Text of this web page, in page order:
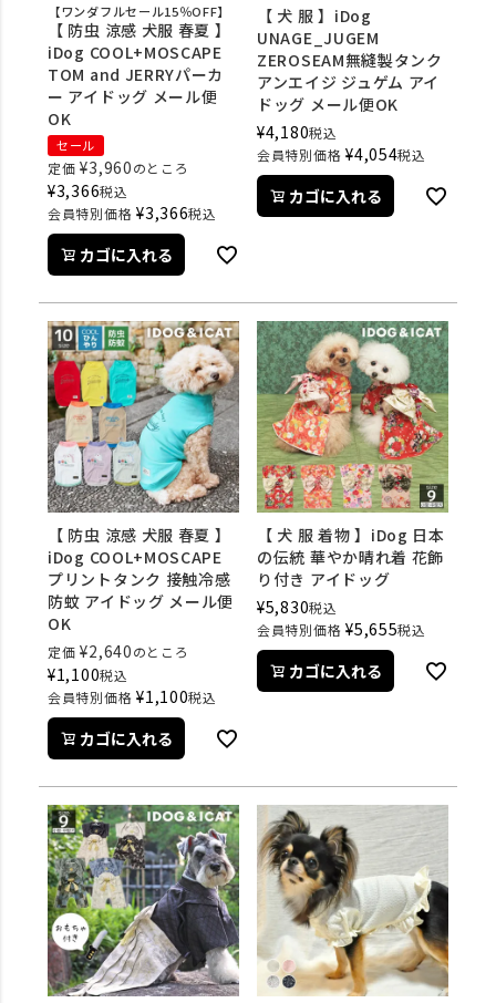
【ワンダフルセール15％OFF】
【 防虫 涼感 犬服 春夏 】
iDog COOL+MOSCAPE
TOM and JERRYパーカ
ー アイドッグ メール便
OK
セール
定価 ¥3,960のところ
¥3,366税込
会員特別価格 ¥3,366税込
カゴに入れる
【 犬 服 】iDog
UNAGE_JUGEM
ZEROSEAM無縫製タンク
アンエイジ ジュゲム アイ
ドッグ メール便OK
¥4,180税込
会員特別価格 ¥4,054税込
カゴに入れる
【 防虫 涼感 犬服 春夏 】
iDog COOL+MOSCAPE
プリントタンク 接触冷感
防蚊 アイドッグ メール便
OK
定価 ¥2,640のところ
¥1,100税込
会員特別価格 ¥1,100税込
カゴに入れる
【 犬 服 着物 】iDog 日本
の伝統 華やか晴れ着 花飾
り付き アイドッグ
¥5,830税込
会員特別価格 ¥5,655税込
カゴに入れる